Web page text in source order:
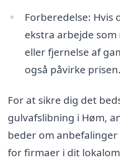
Forberedelse: Hvis
ekstra arbejde
eller fjernelse af
også påvirke prisen.
For at sikre dig det
gulvafslibning i Høm,
beder om
for firmaer i dit